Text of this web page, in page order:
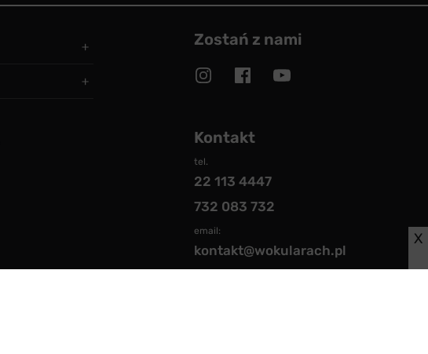
Zostań z nami
Kontakt
tel.
22 113 4447
732 083 732
email:
kontakt@wokularach.pl
X